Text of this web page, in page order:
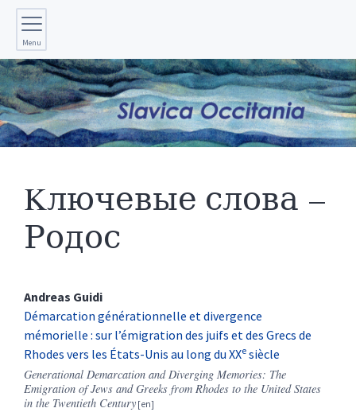
Menu
Kлючевые слова –
Родос
Andreas Guidi
Démarcation générationnelle et divergence
mémorielle : sur l’émigration des juifs et des Grecs de
Rhodes vers les États-Unis au long du XXe siècle
Generational Demarcation and Diverging Memories: The
Emigration of Jews and Greeks from Rhodes to the United States
in the Twentieth Century